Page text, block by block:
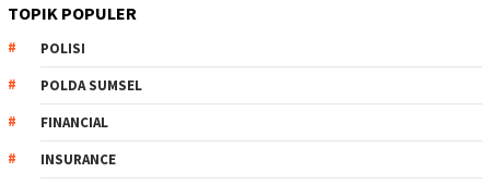
TOPIK POPULER
POLISI
POLDA SUMSEL
FINANCIAL
INSURANCE